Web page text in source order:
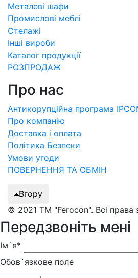
Металеві шафи
Промислові меблі
Стелажі
Інші вироби
Каталог продукції
РОЗПРОДАЖ
Про нас
Антикорупційна програма
Про компанію
Доставка і оплата
Політика Безпеки
Умови угоди
ПОВЕРНЕННЯ ТА ОБМІН
Вгору
© 2021 ТМ "Ferocon". Всі права
Передзвоніть мені
Ім`я*
Обов`язкове поле